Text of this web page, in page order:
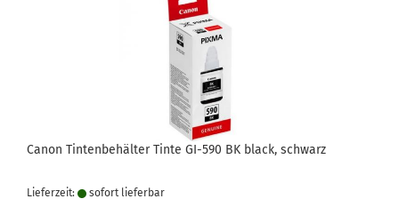
Canon Tintenbehälter Tinte GI-590 BK black, schwarz
Lieferzeit: sofort lie­fer­bar